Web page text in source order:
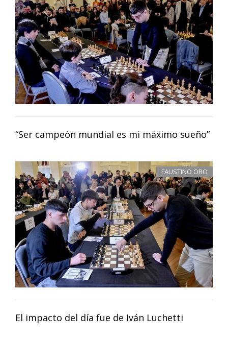
“Ser campeón mundial es mi máximo sueño”
FAUSTINO ORO
El impacto del día fue de Iván Luchetti